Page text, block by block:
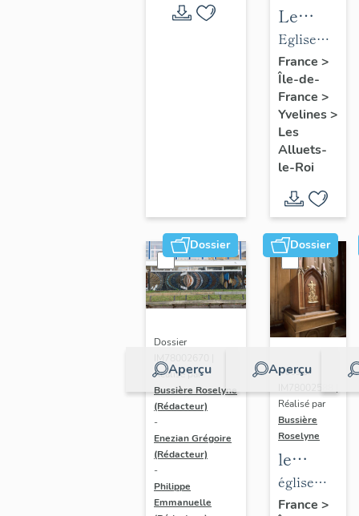
Le
mobilier
de
l'église
Saint-
Nicolas
Eglise
paroissiale
Saint-
Nicolas
France >
Île-de-
France >
Yvelines>
Les
Alluets-
le-Roi
Dossier
Aperçu
Dossier
IM78002670 |
Réalisé par
Bussière Roselyne
(Rédacteur)
-
Enezian Grégoire
(Rédacteur)
-
Philippe
Emmanuelle
Dossier
Aperçu
Dossier
Réalisé par
Bussière
Roselyne
le
mobilier
de
église
paroissiale
France >